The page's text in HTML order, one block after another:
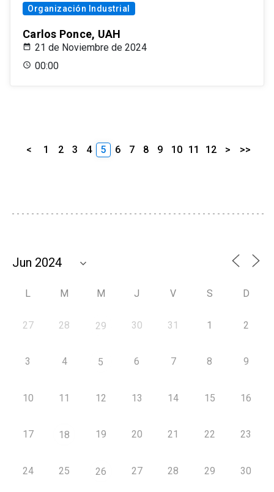
Organización Industrial
Carlos Ponce, UAH
21 de Noviembre de 2024
00:00
< 1 2 3 4 5 6 7 8 9 10 11 12 > >>
L M M J V S D
27 28 29 30 31 1 2
3 4 5 6 7 8 9
10 11 12 13 14 15 16
17 18 19 20 21 22 23
24 25 26 27 28 29 30